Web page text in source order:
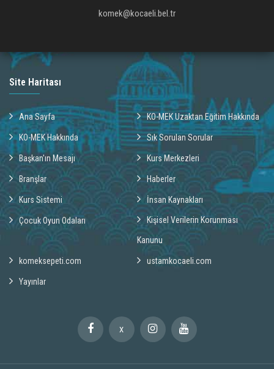
komek@kocaeli.bel.tr
Site Haritası
Ana Sayfa KO-MEK Uzaktan Eğitim Hakkında
KO-MEK Hakkında Sık Sorulan Sorular
Başkan'ın Mesajı Kurs Merkezleri
Branşlar Haberler
Kurs Sistemi İnsan Kaynakları
Çocuk Oyun Odaları Kişisel Verilerin Korunması
Kanunu
komeksepeti.com ustamkocaeli.com
Yayınlar
X